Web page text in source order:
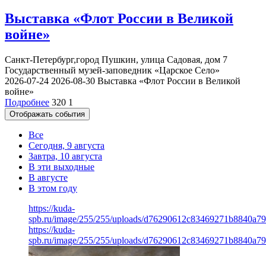
Выставка «Флот России в Великой
войне»
Санкт-Петербург,город Пушкин, улица Садовая, дом 7
Государственный музей-заповедник «Царское Село»
2026-07-24 2026-08-30 Выставка «Флот России в Великой
войне»
Подробнее 320 1
Отображать события
Все
Сегодня, 9 августа
Завтра, 10 августа
В эти выходные
В августе
В этом году
https://kuda-
spb.ru/image/255/255/uploads/
https://kuda-
spb.ru/image/255/255/uploads/